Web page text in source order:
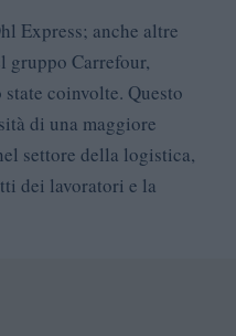
Express; anche altre
gruppo Carrefour,
state coinvolte. Questo
di una maggiore
settore della logistica,
dei lavoratori e la